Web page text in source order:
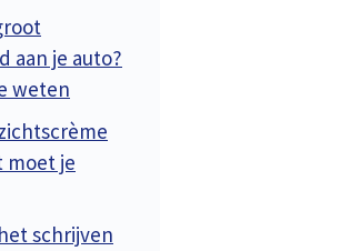
aan je auto?
weten
moet je
schrijven